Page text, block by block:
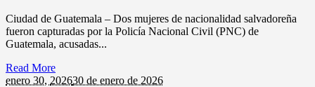
Ciudad de Guatemala – Dos mujeres de nacionalidad salvadoreña
fueron capturadas por la Policía Nacional Civil (PNC) de
Guatemala, acusadas...
Read More
enero 30, 202630 de enero de 2026